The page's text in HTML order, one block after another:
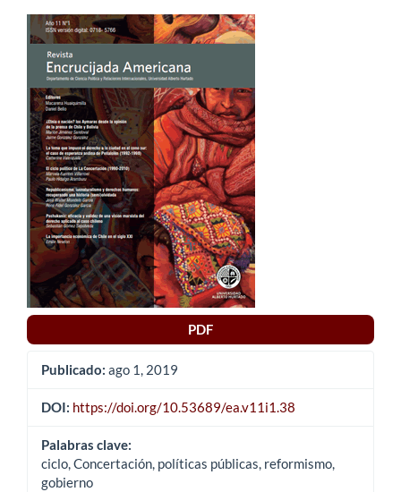
Barra
lateral
del
artículo
PDF
Publicado: ago 1, 2019
DOI: https://doi.org/10.53689/ea.v11i1.38
Palabras clave:
ciclo, Concertación, políticas públicas, reformismo,
gobierno